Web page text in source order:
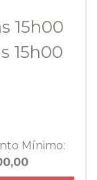
15h00
15h00
Mínimo: